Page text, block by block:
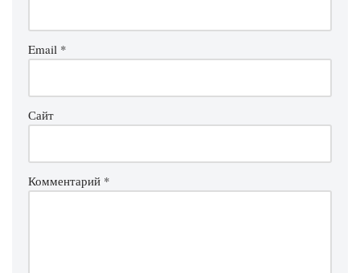
Email *
Сайт
Комментарий *